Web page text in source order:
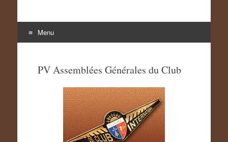
Menu
contenuPV Assemblées Générales du Club